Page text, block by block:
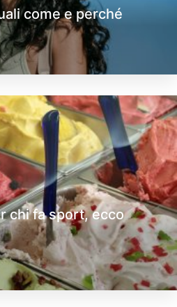
come e perché
chi fa sport, ecco